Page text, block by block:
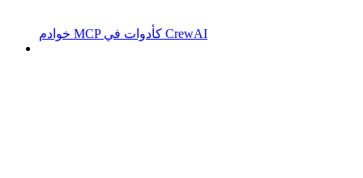
خوادم MCP كأدوات في CrewAI